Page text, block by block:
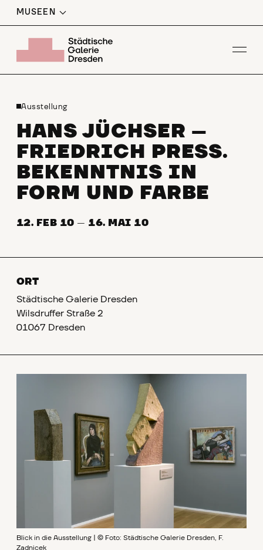
MUSEEN
Ausstellung
HANS JÜCHSER –
FRIEDRICH PRESS.
BEKENNTNIS IN
FORM UND FARBE
12. FEB 10 — 16. MAI 10
ORT
Städtische Galerie Dresden
Wilsdruffer Straße 2
01067 Dresden
Blick in die Ausstellung | © Foto: Städtische Galerie Dresden, F.
Zadnicek